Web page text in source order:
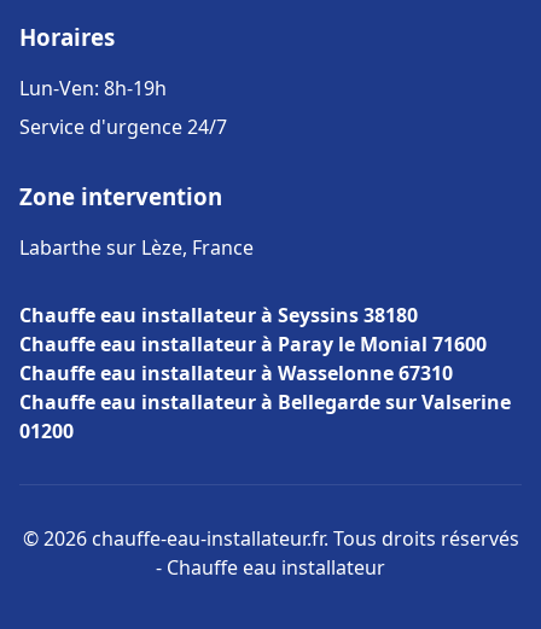
Horaires
Lun-Ven: 8h-19h
Service d'urgence 24/7
Zone intervention
Labarthe sur Lèze, France
Chauffe eau installateur à Seyssins 38180
Chauffe eau installateur à Paray le Monial 71600
Chauffe eau installateur à Wasselonne 67310
Chauffe eau installateur à Bellegarde sur Valserine
01200
© 2026 chauffe-eau-installateur.fr. Tous droits réservés
- Chauffe eau installateur